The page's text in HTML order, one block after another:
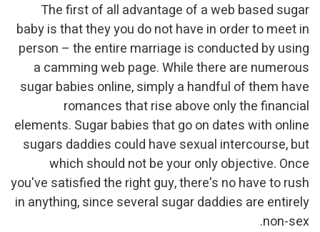
The first of all advantage of a web based sugar
baby is that they you do not have in order to meet in
person – the entire marriage is conducted by using
a camming web page. While there are numerous
sugar babies online, simply a handful of them have
romances that rise above only the financial
elements. Sugar babies that go on dates with online
sugars daddies could have sexual intercourse, but
which should not be your only objective. Once
you've satisfied the right guy, there's no have to rush
in anything, since several sugar daddies are entirely
non-sex.